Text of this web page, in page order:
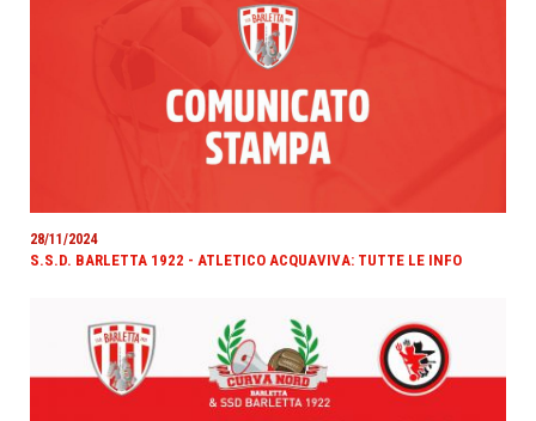
28/11/2024
S.S.D. BARLETTA 1922 - ATLETICO ACQUAVIVA: TUTTE LE INFO